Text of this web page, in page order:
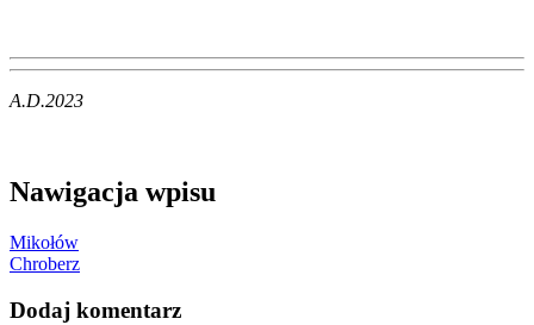
A.D.2023
Nawigacja wpisu
Mikołów
Chroberz
Dodaj komentarz